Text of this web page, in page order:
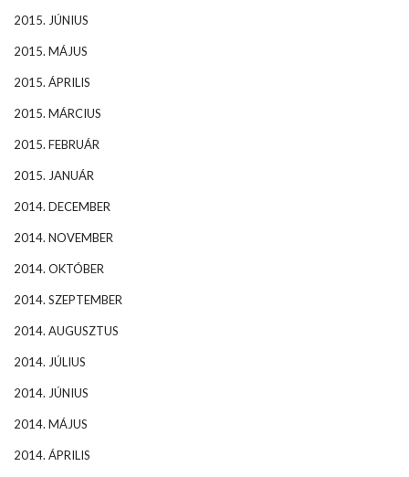
2015. JÚNIUS
2015. MÁJUS
2015. ÁPRILIS
2015. MÁRCIUS
2015. FEBRUÁR
2015. JANUÁR
2014. DECEMBER
2014. NOVEMBER
2014. OKTÓBER
2014. SZEPTEMBER
2014. AUGUSZTUS
2014. JÚLIUS
2014. JÚNIUS
2014. MÁJUS
2014. ÁPRILIS